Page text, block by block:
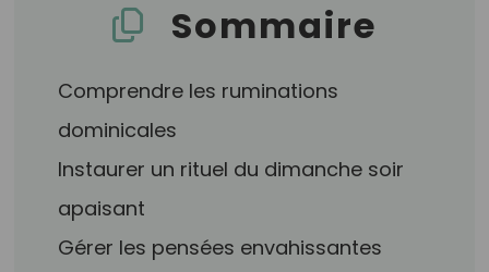
Sommaire
Comprendre les ruminations
dominicales
Instaurer un rituel du dimanche soir
apaisant
Gérer les pensées envahissantes